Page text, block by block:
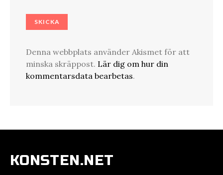
Denna webbplats använder Akismet för att
minska skräppost. Lär dig om hur din
kommentarsdata bearbetas.
KONSTEN.NET